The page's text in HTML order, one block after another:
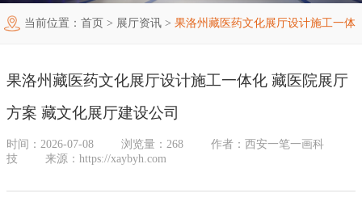
主题多媒体展厅
法治教育基地
禁毒教育基地
产品中心
AR增强现实
触控一体机
公司新闻
展厅资讯
关于我们
企业简介
加入我们
当前位置： 首页 > 展厅资讯 > 果洛州藏医药文化展厅设计施工一体
果洛州藏医药文化展厅设计施工一体化 藏医院展厅
方案 藏文化展厅建设公司
时间：2026-07-08 浏览量：268
作者：西安一笔一画科
技
来源：https://xaybyh.com